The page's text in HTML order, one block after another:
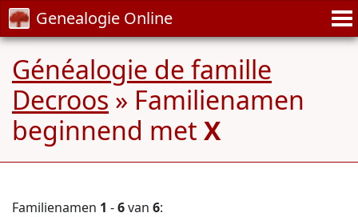
Genealogie Online
Généalogie de famille
Decroos » Familienamen
beginnend met X
Familienamen 1 -6van 6: